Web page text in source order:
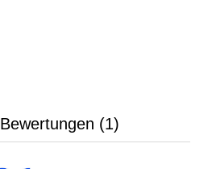
Bewertungen (1)